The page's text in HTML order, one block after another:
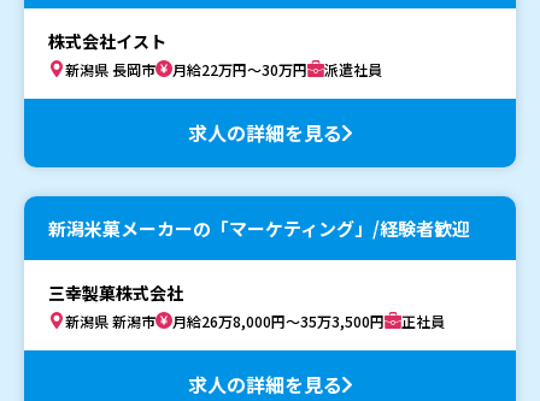
株式会社イスト
新潟県 長岡市 月給22万円～30万円 派遣社員
求人の詳細を見る
新潟米菓メーカーの「マーケティング」/経験者歓迎
三幸製菓株式会社
新潟県 新潟市 月給26万8,000円～35万3,500円 正社員
求人の詳細を見る